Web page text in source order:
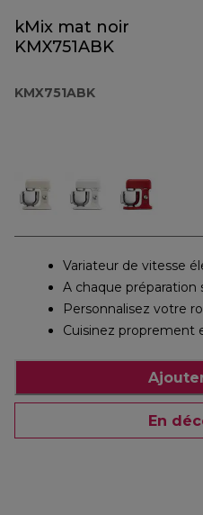
kMix mat noir
KMX751ABK
KMX751ABK
Variateur de vitesse
A chaque préparation
Personnalisez votre
Cuisinez proprement
En